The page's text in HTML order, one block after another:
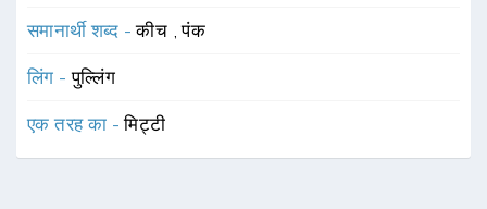
समानार्थी शब्द -कीच ,पंक
लिंग -पुल्लिंग
एक तरह का -मिट्टी